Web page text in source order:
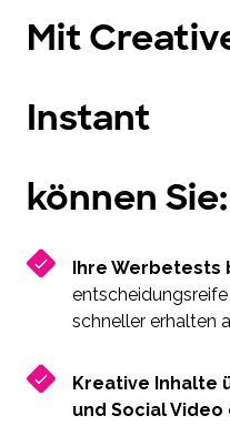
Mit
Instant
können Sie:
Ihre Werbetests
schneller erhalten
Kreative Inhalte
und Social